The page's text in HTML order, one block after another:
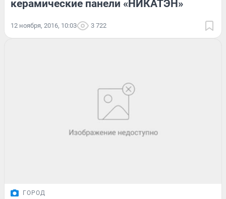
керамические панели «НИКАТЭН»
12 ноября, 2016, 10:03 3 722
ГОРОД